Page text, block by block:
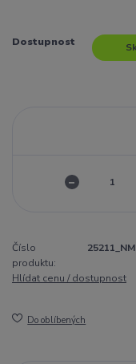
Dostupnost
Číslo
produktu:
Hlídat cenu / dostupnost
Do oblíbených